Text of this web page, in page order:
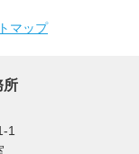
マップ
所
1